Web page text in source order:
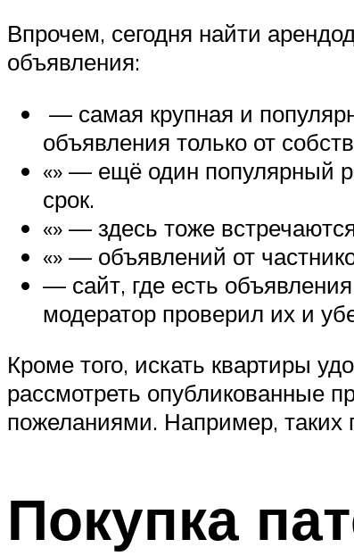
Впрочем, сегодня найти
объявления:
— самая крупная и
объявления только от
«» — ещё один популярный
срок.
«» — здесь тоже
«» — объявлений от
— сайт, где есть
модератор проверил их и
Кроме того, искать квартиры
рассмотреть опубликованные
пожеланиями. Например, таких
Покупка